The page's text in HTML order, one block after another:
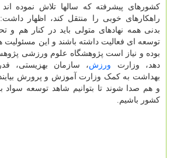
کشورهای پیشرفته که سالها تلاش نموده
راهکارهای خوبی را منتقل کند، اظهار
بدنی همه نهادهای متولی باید در کنار هم و
توسعه ای فعالیت داشته باشند و این مسئولیت
بوده و نیاز است پژوهشگاه علوم ورزشی
دهد، وزارت ورزش، سازمان بهزیستی،
بهداشت به کمک وزارت آموزش و پرورش
و هم صدا شوند تا بتوانیم شاهد توسعه سواد
کشور باشیم.